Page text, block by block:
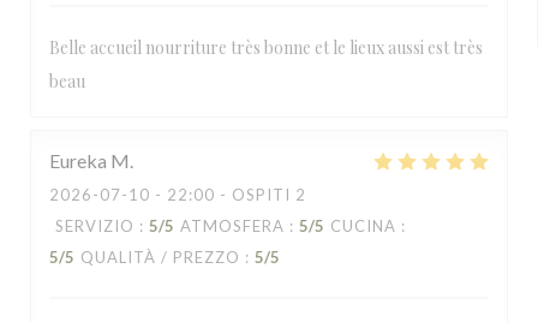
Belle accueil nourriture très bonne et le lieux aussi est très
beau
Eureka M
2026-07-10 - 22:00 - OSPITI 2
SERVIZIO : 5/5 ATMOSFERA : 5/5 CUCINA :
5/5 QUALITÀ / PREZZO : 5/5